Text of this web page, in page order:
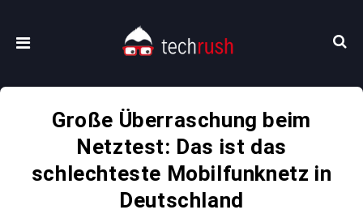
Große Überraschung beim
Netztest: Das ist das
schlechteste Mobilfunknetz in
Deutschland